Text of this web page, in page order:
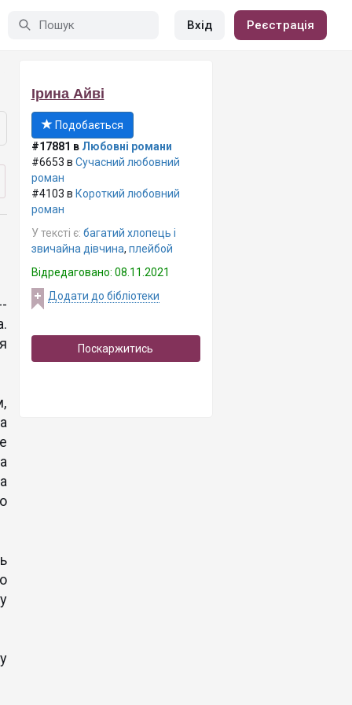
Вхід Реєстрація
Ірина Айві
Подобається
#17881 в Любовні романи
#6653 в Сучасний любовний
роман
#4103 в Короткий любовний
роман
У тексті є: багатий хлопець і
звичайна дівчина, плейбой
Відредаговано: 08.11.2021
Додати до бібліотеки
Поскаржитись